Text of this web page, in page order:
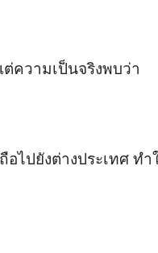
ความเป็นจริงพบว่า
ปยังต่างประเทศ ทำ